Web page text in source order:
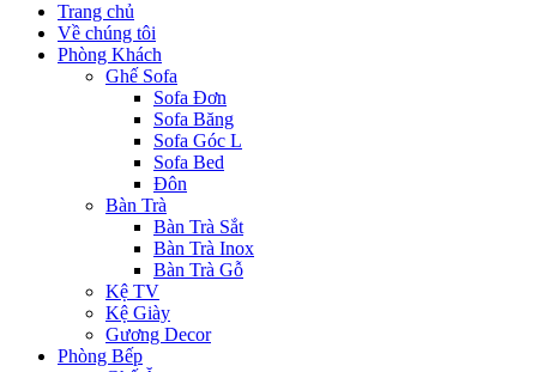
Trang chủ
Về chúng tôi
Phòng Khách
Ghế Sofa
Sofa Đơn
Sofa Băng
Sofa Góc L
Sofa Bed
Đôn
Bàn Trà
Bàn Trà Sắt
Bàn Trà Inox
Bàn Trà Gỗ
Kệ TV
Kệ Giày
Gương Decor
Phòng Bếp